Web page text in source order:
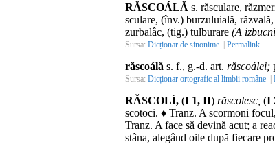
RĂSCOÁLĂ s. răsculare,
sculare, (înv.) burzuluială,
zurbalâc, (tig.) tulburare (A
Sursa: Dicționar de sinonime | Permalink
răscoálă s. f., g.-d. art. răscoálei;
Sursa: Dicționar ortografic al limbii române |
RĂSCOLÍ, (I 1, II) răscolesc, (I
scotoci. ♦ Tranz. A scormoni
Tranz. A face să devină acut; a
stâna, alegând oile după fiecare